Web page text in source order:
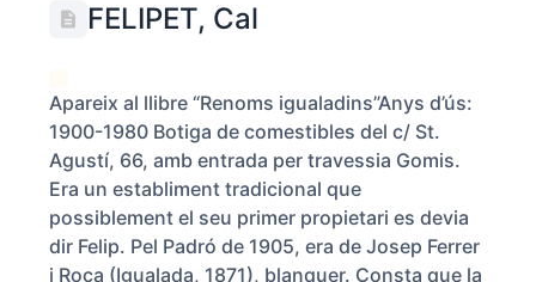
FELIPET, Cal
Apareix al llibre “Renoms igualadins”Anys d’ús:
1900-1980 Botiga de comestibles del c/ St.
Agustí, 66, amb entrada per travessia Gomis.
Era un establiment tradicional que
possiblement el seu primer propietari es devia
dir Felip. Pel Padró de 1905, era de Josep Ferrer
i Roca (Igualada, 1871), blanquer. Consta que la